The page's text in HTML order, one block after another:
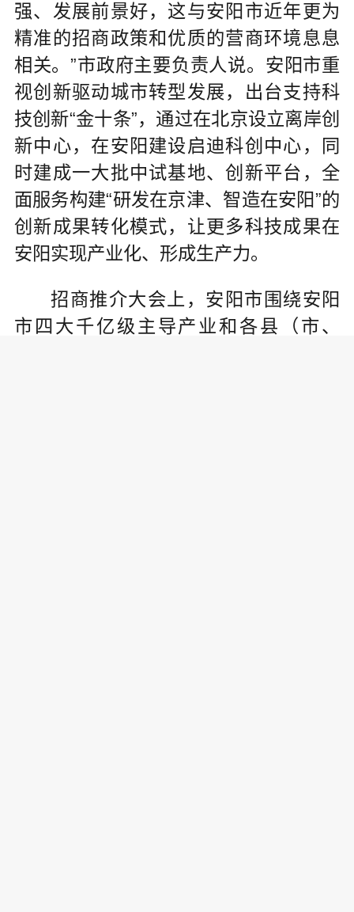
强、发展前景好，这与安阳市近年更为
精准的招商政策和优质的营商环境息息
相关。”市政府主要负责人说。安阳市重
视创新驱动城市转型发展，出台支持科
技创新“金十条”，通过在北京设立离岸创
新中心，在安阳建设启迪科创中心，同
时建成一大批中试基地、创新平台，全
面服务构建“研发在京津、智造在安阳”的
创新成果转化模式，让更多科技成果在
安阳实现产业化、形成生产力。
招商推介大会上，安阳市围绕安阳
市四大千亿级主导产业和各县（市、